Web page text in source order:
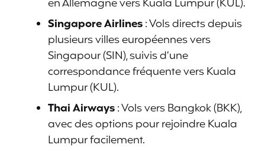
en Allemagne vers Kuala Lumpur (KUL).
Singapore Airlines: Vols directs depuis
plusieurs villes européennes vers
Singapour (SIN), suivis d’une
correspondance fréquente vers Kuala
Lumpur (KUL).
Thai Airways: Vols vers Bangkok (BKK),
avec des options pour rejoindre Kuala
Lumpur facilement.